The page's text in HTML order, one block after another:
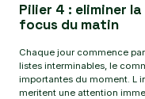
Pilier 4 : eliminer
focus du matin
Chaque jour commence
listes interminables, le
importantes du moment. L
meritent une attention